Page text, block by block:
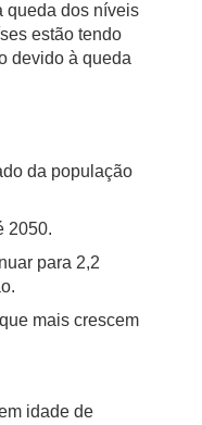
queda dos níveis
estão tendo
devido à queda
da população
2050.
para 2,2
mais crescem
idade de